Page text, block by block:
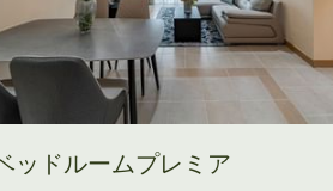
ッドルームプレミア